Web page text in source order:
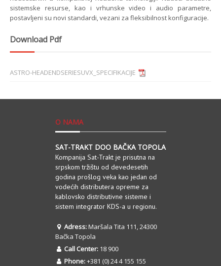
sistemske resurse, kao i vrhunske video i audio parametre,
postavljeni su novi standardi, vezani za fleksibilnost konfiguracije.
Download Pdf
ASTRO-HEADENDSERIESUVX_SPECIFIKACIJE
O NAMA
SAT-TRAKT DOO BAČKA TOPOLA
Kompanija Sat-Trakt je prisutna na
srpskom tržištu od devedesetih
godina prošlog veka kao jedan od
vodećih distributera opreme za
kablovsko distributivne sisteme i
sistem integrator KDS-a u regionu.
Adress:Maršala Tita 111, 24300
Bačka Topola
Call Center: 18 900
Phone:+381 (0) 24 4 155 155